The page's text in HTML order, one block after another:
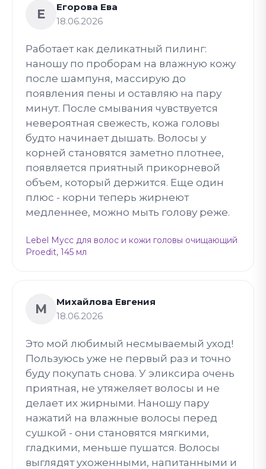
Е
Егорова Ева
18.06.2026
Работает как деликатный пилинг:
наношу по проборам на влажную кожу
после шампуня, массирую до
появления пены и оставляю на пару
минут. После смывания чувствуется
невероятная свежесть, кожа головы
будто начинает дышать. Волосы у
корней становятся заметно плотнее,
появляется приятный прикорневой
объем, который держится. Еще один
плюс - корни теперь жирнеют
медленнее, можно мыть голову реже.
Lebel Мусс для волос и кожи головы очищающий
Proedit, 145 мл
М
Михайлова Евгения
18.06.2026
Это мой любимый несмываемый уход!
Пользуюсь уже не первый раз и точно
буду покупать снова. У эликсира очень
приятная, не утяжеляет волосы и не
делает их жирными. Наношу пару
нажатий на влажные волосы перед
сушкой - они становятся мягкими,
гладкими, меньше пушатся. Волосы
выглядят ухоженными, напитанными и